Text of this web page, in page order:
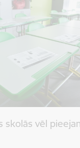
skolās vēl